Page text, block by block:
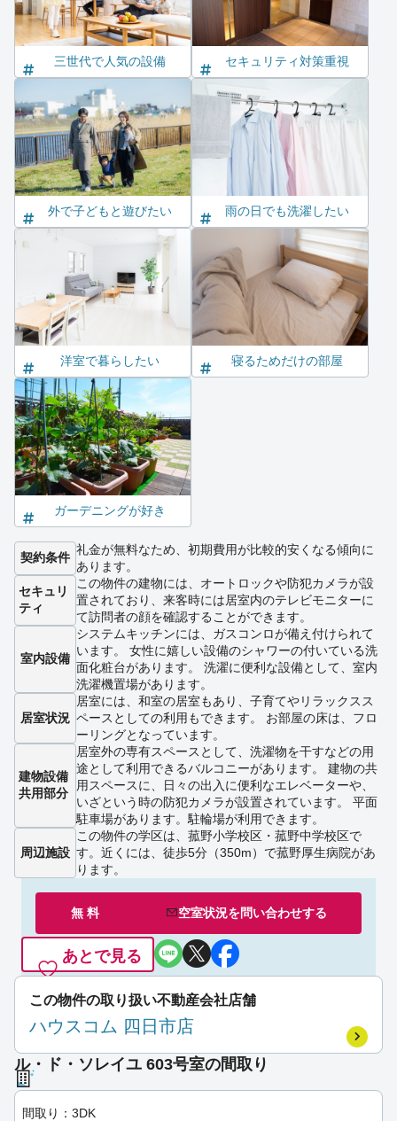
三世代で人気の設備 セキュリティ対策重視
外で子どもと遊びたい 雨の日でも洗濯したい
洋室で暮らしたい 寝るためだけの部屋
ガーデニングが好き
契約条件
礼金が無料なため、初期費用が比較的安くなる傾向に
あります。
セキュリ
ティ
この物件の建物には、オートロックや防犯カメラが設
置されており、来客時には居室内のテレビモニターに
て訪問者の顔を確認することができます。
室内設備
システムキッチンには、ガスコンロが備え付けられて
います。 女性に嬉しい設備のシャワーの付いている洗
面化粧台があります。 洗濯に便利な設備として、室内
洗濯機置場があります。
居室状況
居室には、和室の居室もあり、子育てやリラックスス
ペースとしての利用もできます。 お部屋の床は、フロ
ーリングとなっています。
建物設備
共用部分
居室外の専有スペースとして、洗濯物を干すなどの用
途として利用できるバルコニーがあります。 建物の共
用スペースに、日々の出入に便利なエレベーターや、
いざという時の防犯カメラが設置されています。 平面
駐車場があります。駐輪場が利用できます。
周辺施設
この物件の学区は、菰野小学校区・菰野中学校区で
す。近くには、徒歩5分（350m）で菰野厚生病院があ
ります。
無 料 空室状況を問い合わせする
あとで見る
この物件の取り扱い不動産会社店舗
ハウスコム 四日市店
ル・ド・ソレイユ 603号室の間取り
間取り：3DK